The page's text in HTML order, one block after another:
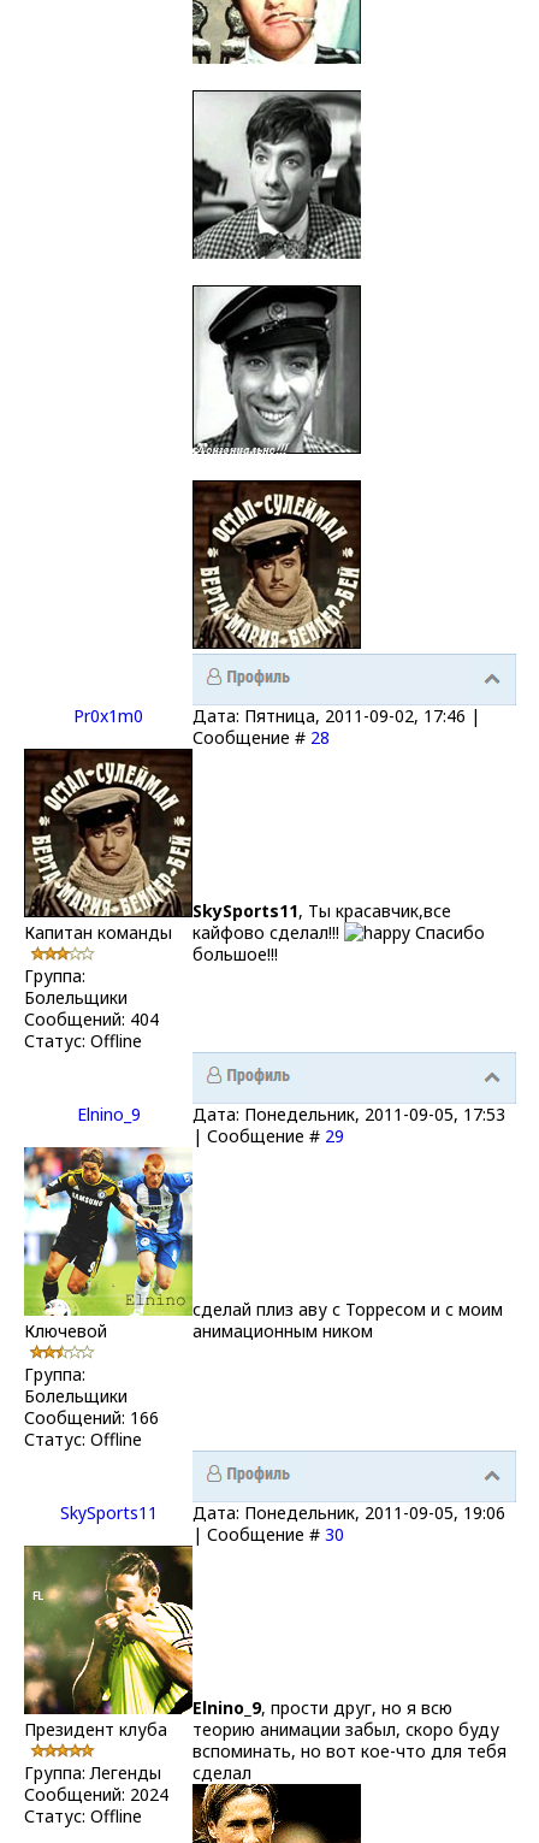
Pr0x1m0
Дата: Пятница, 2011-09-02, 17:46 |
Сообщение # 28
Капитан команды
Группа:
Болельщики
Сообщений: 404
Статус: Offline
SkySports11, Ты красавчик,все
кайфово сделал!!!
Спасибо
большое!!!
Elnino_9
Дата: Понедельник, 2011-09-05, 17:53
| Сообщение # 29
Ключевой
Группа:
Болельщики
Сообщений: 166
Статус: Offline
сделай плиз аву с Торресом и с моим
анимационным ником
SkySports11
Дата: Понедельник, 2011-09-05, 19:06
| Сообщение # 30
Президент клуба
Группа: Легенды
Сообщений: 2024
Статус: Offline
Elnino_9, прости друг, но я всю
теорию анимации забыл, скоро буду
вспоминать, но вот кое-что для тебя
сделал